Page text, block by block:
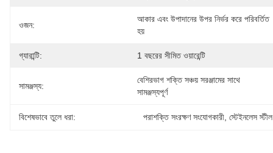
ওজন:
আকার এবং উপাদানের উপর নির্ভর করে পরিবর্তিত
হয়
গ্যারান্টি: 1 বছরের সীমিত ওয়ারেন্টি
সামঞ্জস্য:
বেশিরভাগ শক্তি সঞ্চয় সরঞ্জামের সাথে
সামঞ্জস্যপূর্ণ
বিশেষভাবে তুলে ধরা: পরাশক্তি সংরক্ষণ সংযোগকারী, স্টেইনলেস